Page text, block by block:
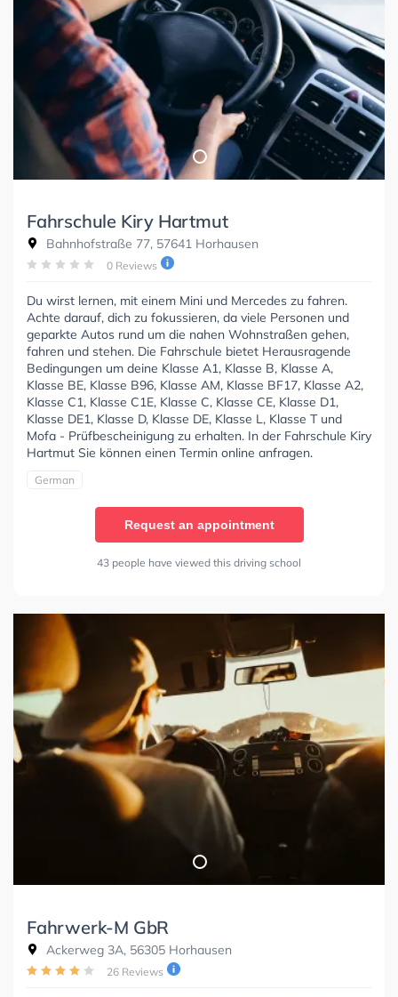
Fahrschule Kiry Hartmut
Bahnhofstraße 77, 57641 Horhausen
0 Reviews
Du wirst lernen, mit einem Mini und Mercedes zu fahren.
Achte darauf, dich zu fokussieren, da viele Personen und
geparkte Autos rund um die nahen Wohnstraßen gehen,
fahren und stehen. Die Fahrschule bietet Herausragende
Bedingungen um deine Klasse A1, Klasse B, Klasse A,
Klasse BE, Klasse B96, Klasse AM, Klasse BF17, Klasse A2,
Klasse C1, Klasse C1E, Klasse C, Klasse CE, Klasse D1,
Klasse DE1, Klasse D, Klasse DE, Klasse L, Klasse T und
Mofa - Prüfbescheinigung zu erhalten. In der Fahrschule Kiry
Hartmut Sie können einen Termin online anfragen.
German
Request an appointment
43 people have viewed this driving school
Fahrwerk-M GbR
Ackerweg 3A, 56305 Horhausen
26 Reviews